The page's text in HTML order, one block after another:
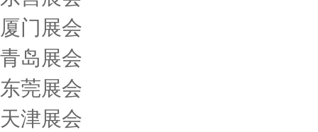
厦门展会
青岛展会
东莞展会
天津展会